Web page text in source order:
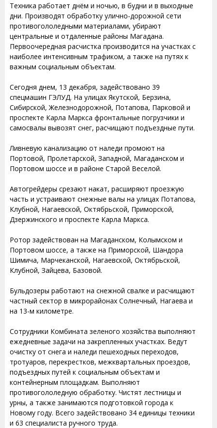
Техника работает днём и ночью, в будни и в выходные
дни. Производят обработку улично-дорожной сети
противогололедными материалами, убирают
центральные и отдаленные районы Магадана.
Первоочередная расчистка производится на участках с
наиболее интенсивным трафиком, а также на путях к
важным социальным объектам.
Сегодня днем, 13 декабря, задействовано 39
спецмашин ГЭЛУД. На улицах Якутской, Берзина,
Сибирской, Железнодорожной, Потапова, Парковой и
проспекте Карла Маркса фронтальные погрузчики и
самосвалы вывозят снег, расчищают подъездные пути.
Ливневую канализацию от наледи промоют на
Портовой, Пролетарской, Западной, Магаданском и
Портовом шоссе и в районе Старой Веселой.
Автогрейдеры срезают накат, расширяют проезжую
часть и устраивают снежные валы на улицах Потапова,
Клубной, Нагаевской, Октябрьской, Приморской,
Дзержинского и проспекте Карла Маркса.
Ротор задействован на Магаданском, Колымском и
Портовом шоссе, а также на Приморской, Шандора
Шимича, Марчеканской, Нагаевской, Октябрьской,
Клубной, Зайцева, Базовой.
Бульдозеры работают на снежной свалке и расчищают
частный сектор в микрорайонах Солнечный, Нагаева и
на 13-м километре.
Сотрудники Комбината зеленого хозяйства выполняют
ежедневные задачи на закрепленных участках. Ведут
очистку от снега и наледи пешеходных переходов,
тротуаров, перекрестков, межквартальных проездов,
подъездных путей к социальным объектам и
контейнерным площадкам. Выполняют
противогололедную обработку. Чистят лестницы и
урны, а также занимаются подготовкой города к
Новому году. Всего задействовано 34 единицы техники
и 63 специалиста ручного труда.